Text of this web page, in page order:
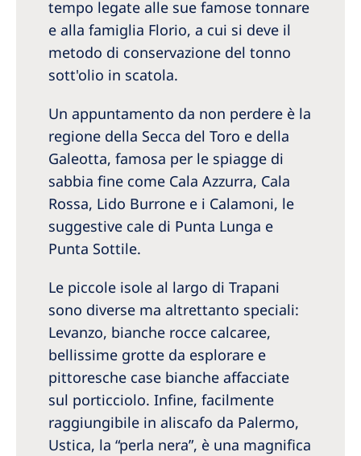
tempo legate alle sue famose tonnare
e alla famiglia Florio, a cui si deve il
metodo di conservazione del tonno
sott'olio in scatola.
Un appuntamento da non perdere è la
regione della Secca del Toro e della
Galeotta, famosa per le spiagge di
sabbia fine come Cala Azzurra, Cala
Rossa, Lido Burrone e i Calamoni, le
suggestive cale di Punta Lunga e
Punta Sottile.
Le piccole isole al largo di Trapani
sono diverse ma altrettanto speciali:
Levanzo, bianche rocce calcaree,
bellissime grotte da esplorare e
pittoresche case bianche affacciate
sul porticciolo. Infine, facilmente
raggiungibile in aliscafo da Palermo,
Ustica, la “perla nera”, è una magnifica